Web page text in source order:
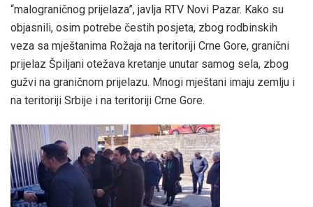
“malograničnog prijelaza”, javlja RTV Novi Pazar. Kako su
objasnili, osim potrebe čestih posjeta, zbog rodbinskih
veza sa mještanima Rožaja na teritoriji Crne Gore, granični
prijelaz Špiljani otežava kretanje unutar samog sela, zbog
gužvi na graničnom prijelazu. Mnogi mještani imaju zemlju i
na teritoriji Srbije i na teritoriji Crne Gore.